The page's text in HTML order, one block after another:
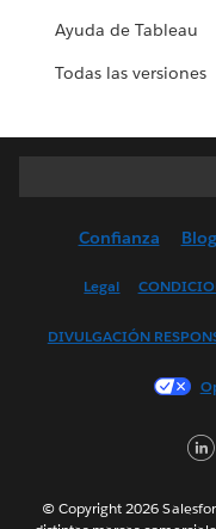
Ayuda de Tableau
Todas las versiones
Confianza Blog
Legal
DIVULGACIÓN
© Copyright 2026